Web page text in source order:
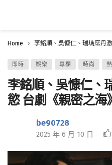
Home 李銘順、吳慷仁、瑞瑪席丹
即時 娛樂 專欄 時尚
李銘順、吳慷仁、
慾 台劇《親密之海
be90728
2025 年 6 月 10 日